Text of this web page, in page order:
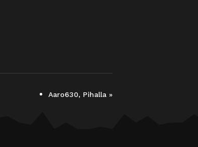
Aaro630, Pihalla »